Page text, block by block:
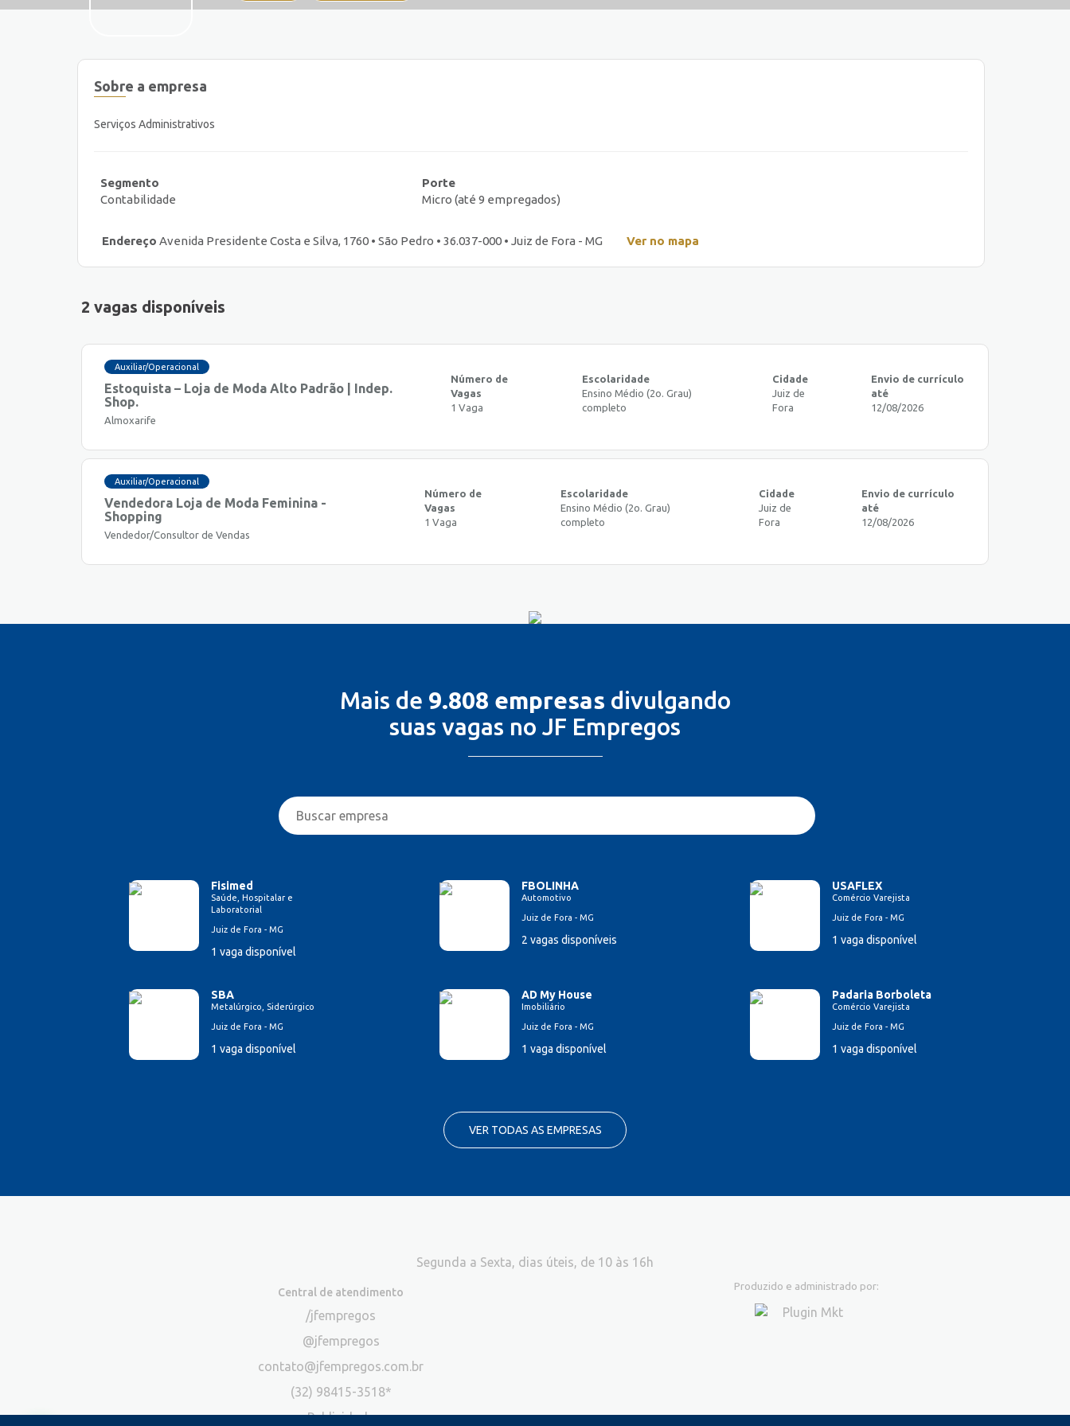
Sobre a empresa
Serviços Administrativos
Segmento
Contabilidade
Porte
Micro (até 9 empregados)
Endereço Avenida Presidente Costa e Silva, 1760 • São Pedro • 36.037-000 • Juiz de Fora - MG Ver no mapa
2 vagas disponíveis
Auxiliar/Operacional
Estoquista – Loja de Moda Alto Padrão | Indep.
Shop.
Almoxarife
Número de
Vagas
1 Vaga
Escolaridade
Ensino Médio (2o. Grau)
completo
Cidade
Juiz de
Fora
Envio de currículo
até
12/08/2026
Auxiliar/Operacional
Vendedora Loja de Moda Feminina -
Shopping
Vendedor/Consultor de Vendas
Número de
Vagas
1 Vaga
Escolaridade
Ensino Médio (2o. Grau)
completo
Cidade
Juiz de
Fora
Envio de currículo
até
12/08/2026
Mais de 9.808 empresas divulgando
suas vagas no JF Empregos
Fisimed
Saúde, Hospitalar e
Laboratorial
Juiz de Fora - MG
1 vaga disponível
FBOLINHA
Automotivo
Juiz de Fora - MG
2 vagas disponíveis
USAFLEX
Comércio Varejista
Juiz de Fora - MG
1 vaga disponível
SBA
Metalúrgico, Siderúrgico
Juiz de Fora - MG
1 vaga disponível
AD My House
Imobiliário
Juiz de Fora - MG
1 vaga disponível
Padaria Borboleta
Comércio Varejista
Juiz de Fora - MG
1 vaga disponível
VER TODAS AS EMPRESAS
Segunda a Sexta, dias úteis, de 10 às 16h
Central de atendimento
/jfempregos
@jfempregos
contato@jfempregos.com.br
(32) 98415-3518*
Publicidade
Produzido e administrado por: